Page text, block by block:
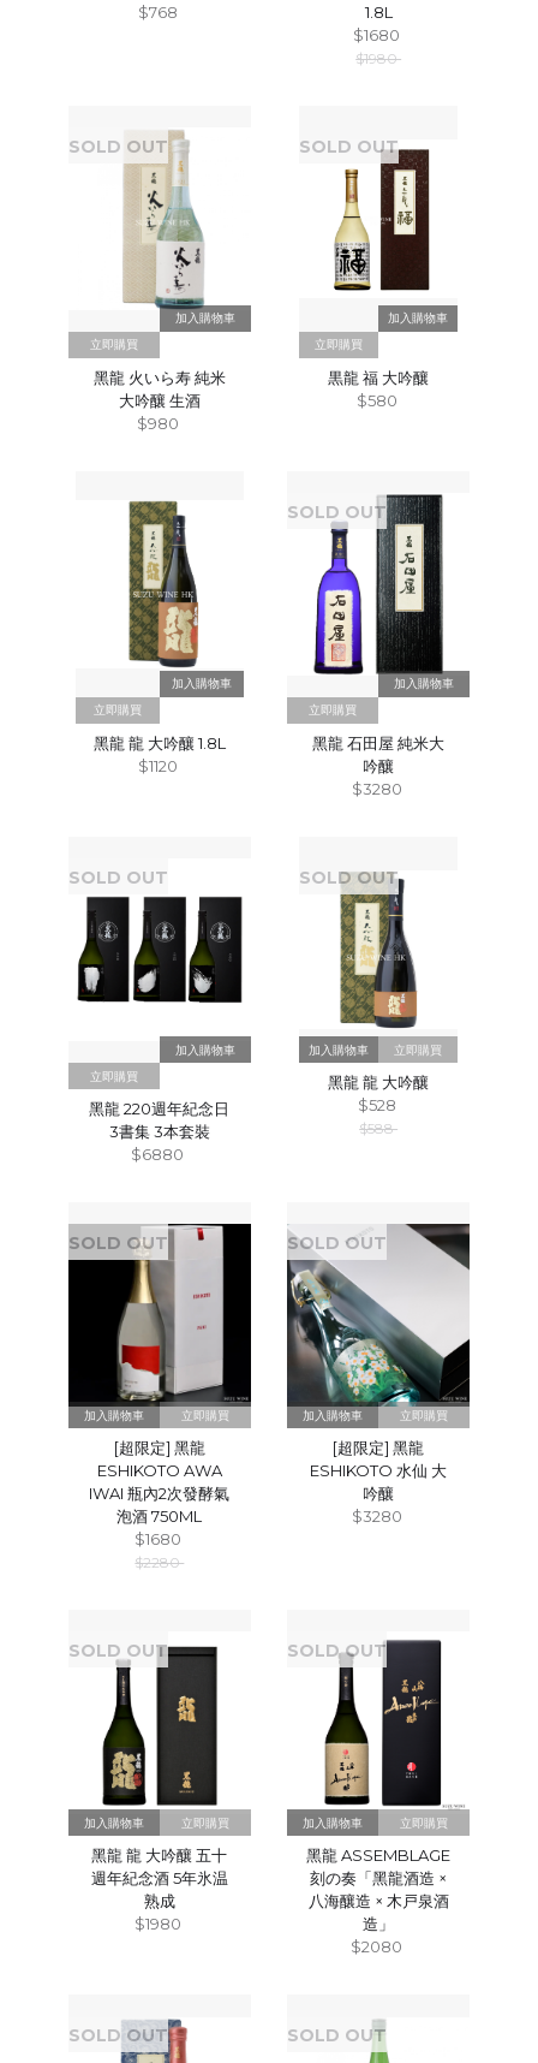
$768
1.8L
$1680
$1980
SOLD OUT
立即購買
黑龍 火いら寿 純米
大吟釀 生酒
$980
SOLD OUT
立即購買
黒龍 福 大吟釀
$580
立即購買
黑龍 龍 大吟釀 1.8L
$1120
SOLD OUT
立即購買
黑龍 石田屋 純米大
吟釀
$3280
SOLD OUT
立即購買
黑龍 220週年紀念日
3書集 3本套裝
$6880
SOLD OUT
立即購買
黑龍 龍 大吟釀
$528
$588
SOLD OUT
立即購買
[超限定] 黑龍
ESHIKOTO AWA
IWAI 瓶內2次發酵氣
泡酒 750ML
$1680
$2280
SOLD OUT
立即購買
[超限定] 黑龍
ESHIKOTO 水仙 大
吟釀
$3280
SOLD OUT
立即購買
黑龍 龍 大吟釀 五十
週年紀念酒 5年氷温
熟成
$1980
SOLD OUT
立即購買
黑龍 ASSEMBLAGE
刻の奏「黑龍酒造 ×
八海釀造 × 木戸泉酒
造」
$2080
SOLD OUT SOLD OUT